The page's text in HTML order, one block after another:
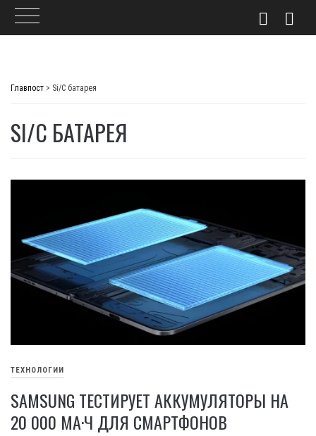
Главпост > Si/C батарея
SI/C БАТАРЕЯ
ТЕХНОЛОГИИ
SAMSUNG ТЕСТИРУЕТ АККУМУЛЯТОРЫ НА
20 000 МА·Ч ДЛЯ СМАРТФОНОВ